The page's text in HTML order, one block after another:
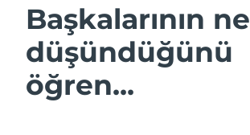
Başkalarının ne
düşündüğünü
öğren...